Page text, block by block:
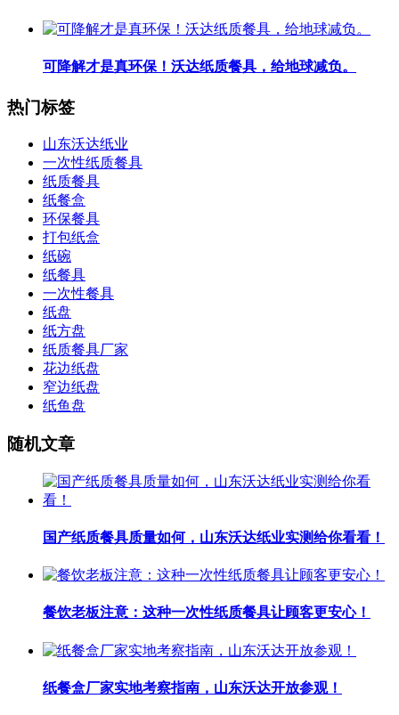
可降解才是真环保！沃达纸质餐具，给地球减负。
热门标签
山东沃达纸业
一次性纸质餐具
纸质餐具
纸餐盒
环保餐具
打包纸盒
纸碗
纸餐具
一次性餐具
纸盘
纸方盘
纸质餐具厂家
花边纸盘
窄边纸盘
纸鱼盘
随机文章
国产纸质餐具质量如何，山东沃达纸业实测给你看看！
餐饮老板注意：这种一次性纸质餐具让顾客更安心！
纸餐盒厂家实地考察指南，山东沃达开放参观！